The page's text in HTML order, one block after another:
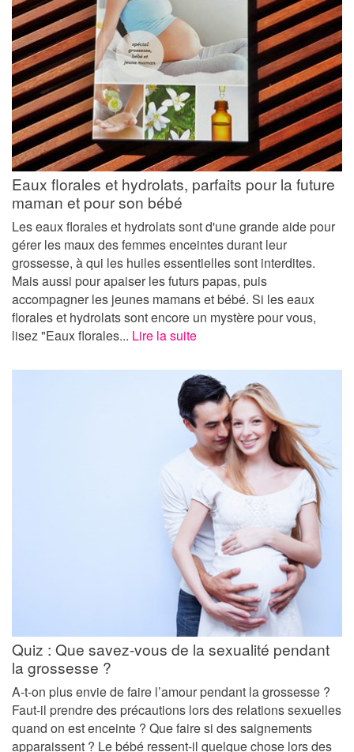
Eaux florales et hydrolats, parfaits pour la future
maman et pour son bébé
Les eaux florales et hydrolats sont d'une grande aide pour
gérer les maux des femmes enceintes durant leur
grossesse, à qui les huiles essentielles sont interdites.
Mais aussi pour apaiser les futurs papas, puis
accompagner les jeunes mamans et bébé. Si les eaux
florales et hydrolats sont encore un mystère pour vous,
lisez "Eaux florales... Lire la suite
Quiz : Que savez-vous de la sexualité pendant
la grossesse ?
A-t-on plus envie de faire l’amour pendant la grossesse ?
Faut-il prendre des précautions lors des relations sexuelles
quand on est enceinte ? Que faire si des saignements
apparaissent ? Le bébé ressent-il quelque chose lors des